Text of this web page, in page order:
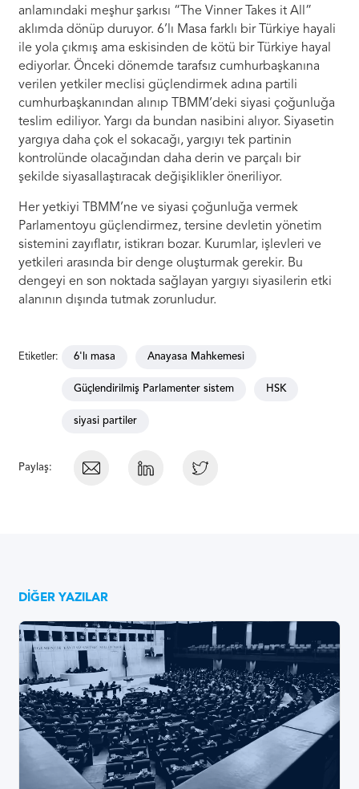
anlamındaki meşhur şarkısı “The Vinner Takes it All”
aklımda dönüp duruyor. 6’lı Masa farklı bir Türkiye hayali
ile yola çıkmış ama eskisinden de kötü bir Türkiye hayal
ediyorlar. Önceki dönemde tarafsız cumhurbaşkanına
verilen yetkiler meclisi güçlendirmek adına partili
cumhurbaşkanından alınıp TBMM’deki siyasi çoğunluğa
teslim ediliyor. Yargı da bundan nasibini alıyor. Siyasetin
yargıya daha çok el sokacağı, yargıyı tek partinin
kontrolünde olacağından daha derin ve parçalı bir
şekilde siyasallaştıracak değişiklikler öneriliyor.
Her yetkiyi TBMM’ne ve siyasi çoğunluğa vermek
Parlamentoyu güçlendirmez, tersine devletin yönetim
sistemini zayıflatır, istikrarı bozar. Kurumlar, işlevleri ve
yetkileri arasında bir denge oluşturmak gerekir. Bu
dengeyi en son noktada sağlayan yargıyı siyasilerin etki
alanının dışında tutmak zorunludur.
Etiketler: 6'lı masa Anayasa Mahkemesi
Güçlendirilmiş Parlamenter sistem HSK
siyasi partiler
Paylaş:
DIĞER YAZILAR